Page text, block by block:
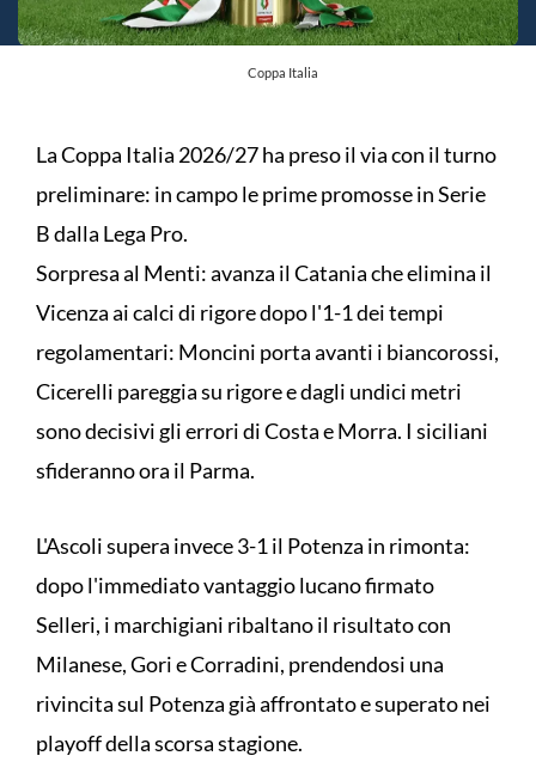
Coppa Italia
La Coppa Italia 2026/27 ha preso il via con il turno
preliminare: in campo le prime promosse in Serie
B dalla Lega Pro.
Sorpresa al Menti: avanza il Catania che elimina il
Vicenza ai calci di rigore dopo l'1-1 dei tempi
regolamentari: Moncini porta avanti i biancorossi,
Cicerelli pareggia su rigore e dagli undici metri
sono decisivi gli errori di Costa e Morra. I siciliani
sfideranno ora il Parma.
L'Ascoli supera invece 3-1 il Potenza in rimonta:
dopo l'immediato vantaggio lucano firmato
Selleri, i marchigiani ribaltano il risultato con
Milanese, Gori e Corradini, prendendosi una
rivincita sul Potenza già affrontato e superato nei
playoff della scorsa stagione.